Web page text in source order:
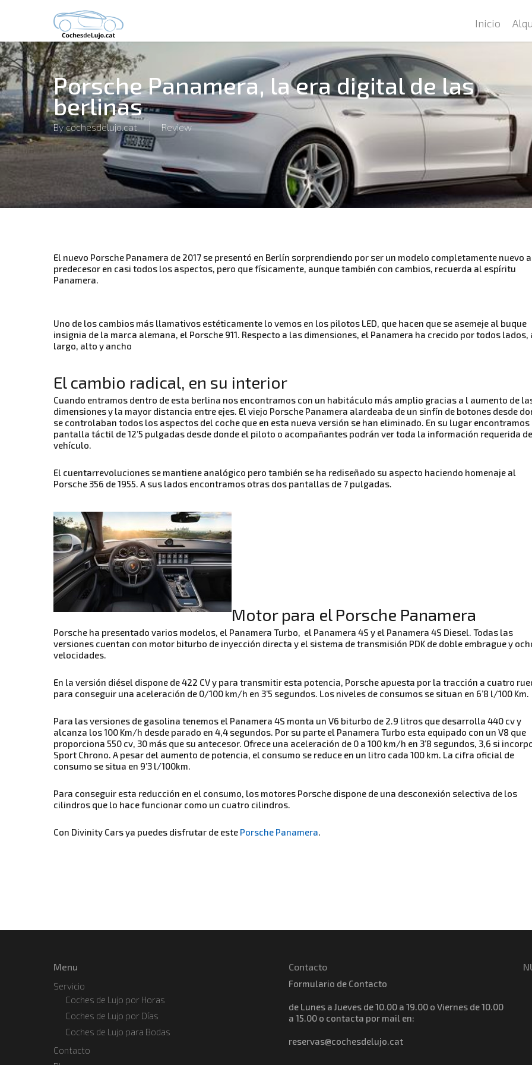
Inicio
Porsche Panamera, la era digital de las
berlinas
By cochesdelujo.cat Review
El nuevo Porsche Panamera de 2017 se presentó en Berlín sorprendiendo por ser un modelo completamente nuevo
predecesor en casi todos los aspectos, pero que físicamente, aunque también con cambios, recuerda al espíritu
Panamera.
Uno de los cambios más llamativos estéticamente lo vemos en los pilotos LED, que hacen que se asemeje al buque
insignia de la marca alemana, el Porsche 911. Respecto a las dimensiones, el Panamera ha crecido por todos lados,
largo, alto y ancho
El cambio radical, en su interior
Cuando entramos dentro de esta berlina nos encontramos con un habitáculo más amplio gracias a l aumento de
dimensiones y la mayor distancia entre ejes. El viejo Porsche Panamera alardeaba de un sinfín de botones desde
se controlaban todos los aspectos del coche que en esta nueva versión se han eliminado. En su lugar encontramos
pantalla táctil de 12’5 pulgadas desde donde el piloto o acompañantes podrán ver toda la información requerida
vehículo.
El cuentarrevoluciones se mantiene analógico pero también se ha rediseñado su aspecto haciendo homenaje al
Porsche 356 de 1955. A sus lados encontramos otras dos pantallas de 7 pulgadas.
Motor para el Porsche Panamera
Porsche ha presentado varios modelos, el Panamera Turbo, el Panamera 4S y el Panamera 4S Diesel. Todas las
versiones cuentan con motor biturbo de inyección directa y el sistema de transmisión PDK de doble embrague y
velocidades.
En la versión diésel dispone de 422 CV y para transmitir esta potencia, Porsche apuesta por la tracción a cuatro
para conseguir una aceleración de 0/100 km/h en 3’5 segundos. Los niveles de consumos se situan en 6’8 l/100 Km.
Para las versiones de gasolina tenemos el Panamera 4S monta un V6 biturbo de 2.9 litros que desarrolla 440 cv y
alcanza los 100 Km/h desde parado en 4,4 segundos. Por su parte el Panamera Turbo esta equipado con un V8 que
proporciona 550 cv, 30 más que su antecesor. Ofrece una aceleración de 0 a 100 km/h en 3’8 segundos, 3,6 si
Sport Chrono. A pesar del aumento de potencia, el consumo se reduce en un litro cada 100 km. La cifra oficial de
consumo se situa en 9’3 l/100km.
Para conseguir esta reducción en el consumo, los motores Porsche dispone de una desconexión selectiva de los
cilindros que lo hace funcionar como un cuatro cilindros.
Con Divinity Cars ya puedes disfrutar de este Porsche Panamera.
Menu
Servicio
Coches de Lujo por Horas
Coches de Lujo por Días
Coches de Lujo para Bodas
Contacto
Contacto
Formulario de Contacto
de Lunes a Jueves de 10.00 a 19.00 o Viernes de 10.00
a 15.00 o contacta por mail en:
reservas@cochesdelujo.cat